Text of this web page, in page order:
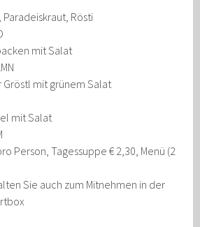
Paradeiskraut, Rösti
mit Salat
Gröstl mit grünem Salat
mit Salat
Person, Tagessuppe € 2,30, Menü (2
Sie auch zum Mitnehmen in der